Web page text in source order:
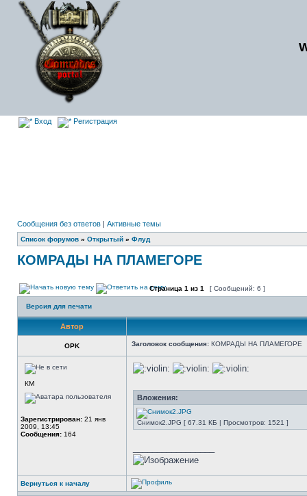
Вход Регистрация
Сообщения без ответов | Активные темы
Список форумов » Открытый » Флуд
КОМРАДЫ НА ПЛАМЕГОРЕ
Страница 1 из 1 [ Сообщений: 6 ]
Версия для печати
Автор
OPK Заголовок сообщения: КОМРАДЫ НА ПЛАМЕГОРЕ
КМ
Зарегистрирован: 21 янв
2009, 13:45
Сообщения: 164
Вложения:
Снимок2.JPG [ 67.31 КБ | Просмотров: 1521 ]
Вернуться к началу